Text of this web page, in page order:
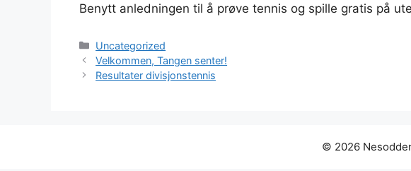
Benytt anledningen til å prøve tennis og spille gratis på
Kategorier
Uncategorized
Velkommen, Tangen senter!
Resultater divisjonstennis
© 2026